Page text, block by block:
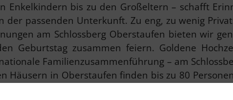
Enkelkindern bis zu den Großeltern – schafft
der passenden Unterkunft. Zu eng, zu wenig
am Schlossberg Oberstaufen bieten wir
Geburtstag zusammen feiern. Goldene
Familienzusammenführung – am
Häusern in Oberstaufen finden bis zu 80
hat, und genug Nähe, dass Ihr